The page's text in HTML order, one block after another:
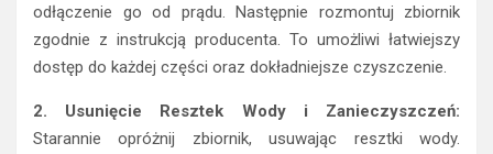
odłączenie go od prądu. Następnie rozmontuj zbiornik
zgodnie z instrukcją producenta. To umożliwi łatwiejszy
dostęp do każdej części oraz dokładniejsze czyszczenie.
2. Usunięcie Resztek Wody i Zanieczyszczeń:
Starannie opróżnij zbiornik, usuwając resztki wody.